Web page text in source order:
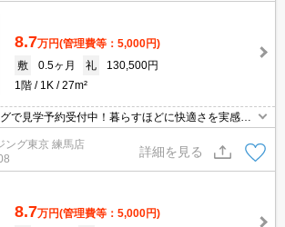
8.7万円(管理費等：5,000円)
敷
0.5ヶ月 礼
130,500円
1階
1K 27m²
で見学予約受付中！暮らすほどに快適さを実感で
前商業施設の多さ！日常の買い物に便利！
ング東京 練馬店
詳細を見る
8.7万円(管理費等：5,000円)